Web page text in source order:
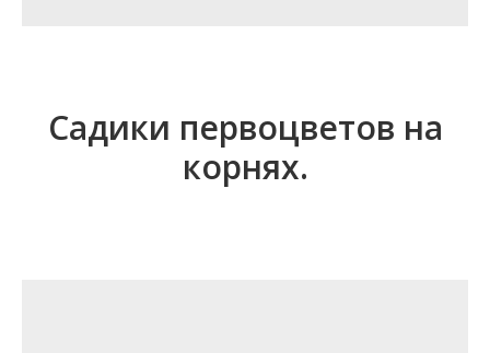
Садики первоцветов на
корнях.